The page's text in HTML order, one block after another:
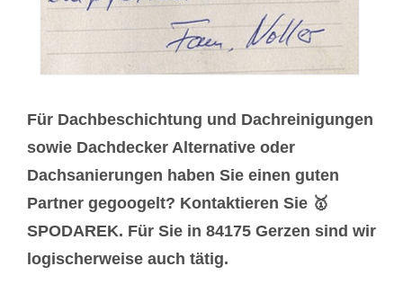
Für Dachbeschichtung und Dachreinigungen
sowie Dachdecker Alternative oder
Dachsanierungen haben Sie einen guten
Partner gegoogelt? Kontaktieren Sie 🥇
SPODAREK. Für Sie in 84175 Gerzen sind wir
logischerweise auch tätig.